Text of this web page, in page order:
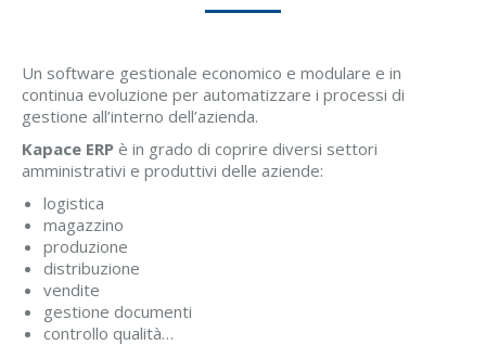
Un software gestionale economico e modulare e in
continua evoluzione per automatizzare i processi di
gestione all’interno dell’azienda.
Kapace ERP è in grado di coprire diversi settori
amministrativi e produttivi delle aziende:
logistica
magazzino
produzione
distribuzione
vendite
gestione documenti
controllo qualità…